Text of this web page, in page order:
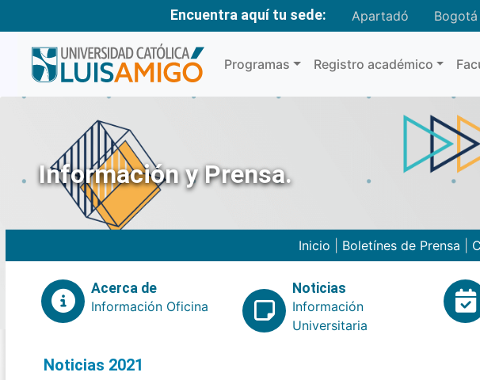
Encuentra aquí tu sede: Apartadó Bogotá
Programas Registro académico
Información y Prensa.
Inicio Boletínes de Prensa
Acerca de
Información Oficina
Noticias
Información
Universitaria
Noticias 2021